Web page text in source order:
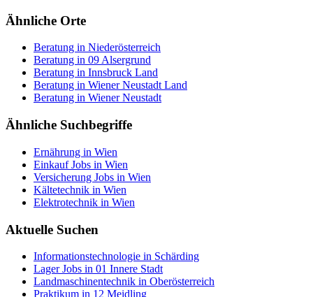
Ähnliche Orte
Beratung in Niederösterreich
Beratung in 09 Alsergrund
Beratung in Innsbruck Land
Beratung in Wiener Neustadt Land
Beratung in Wiener Neustadt
Ähnliche Suchbegriffe
Ernährung in Wien
Einkauf Jobs in Wien
Versicherung Jobs in Wien
Kältetechnik in Wien
Elektrotechnik in Wien
Aktuelle Suchen
Informationstechnologie in Schärding
Lager Jobs in 01 Innere Stadt
Landmaschinentechnik in Oberösterreich
Praktikum in 12 Meidling